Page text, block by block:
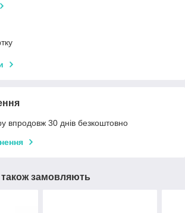
впродовж 30 днів безкоштовно
замовляють